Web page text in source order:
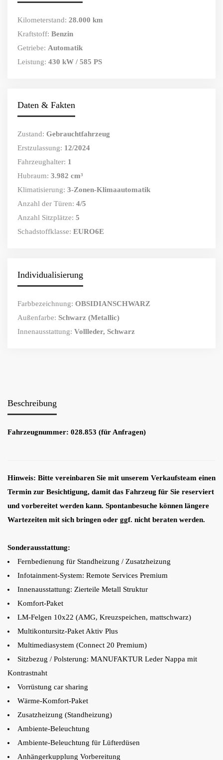
Kilometerstand: 28.000 km
Kraftstoff: Benzin
Getriebe: Automatik
Leistung: 430 kW / 585 PS
Daten & Fakten
Zustand: Gebrauchtfahrzeug
Erstzulassung: 12/2024
Fahrzeughalter: 1
Hubraum: 3.982 cm³
Klimatisierung: 3-Zonen-Klimaautomatik
Anzahl der Türen: 4/5
Anzahl Sitzplätze: 5
Schadstoffklasse: EURO6E
Individualisierung
Farbbezeichnung: OBSIDIANSCHWARZ
Außenfarbe: Schwarz (Metallic)
Innenausstattung: Vollleder, Schwarz
Beschreibung
Fahrzeugnummer: 028.853 (für Anfragen)
Hinweis: Bitte vereinbaren Sie mit unserem Verkaufsteam einen
Termin zur Besichtigung, damit das Fahrzeug für Sie reserviert
und vorbereitet werden kann. Spontanbesuche können längere
Wartezeiten mit sich bringen oder ggf. nicht beraten werden.
Sonderausstattung:
Fernbedienung für Standheizung / Zusatzheizung
Infotainment-System: Remote Services Premium
Innenausstattung: Zierteile Metall Struktur
Komfort-Paket
LM-Felgen 10x22 (AMG, Kreuzspeichen, mattschwarz)
Multikontursitz-Paket Aktiv Plus
Multimediasystem (Connect 20 Premium)
Sitzbezug / Polsterung: MANUFAKTUR Leder Nappa mit
Kontrastnaht
Vorrüstung car sharing
Wärme-Komfort-Paket
Zusatzheizung (Standheizung)
Ambiente-Beleuchtung
Ambiente-Beleuchtung für Lüfterdüsen
Anhängerkupplung Vorbereitung